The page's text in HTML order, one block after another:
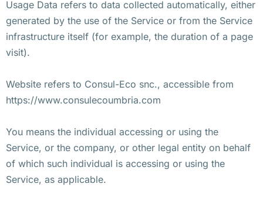
Usage Data refers to data collected automatically, either
generated by the use of the Service or from the Service
infrastructure itself (for example, the duration of a page
visit).
Website refers to Consul-Eco snc., accessible from
https://www.consulecoumbria.com
You means the individual accessing or using the
Service, or the company, or other legal entity on behalf
of which such individual is accessing or using the
Service, as applicable.